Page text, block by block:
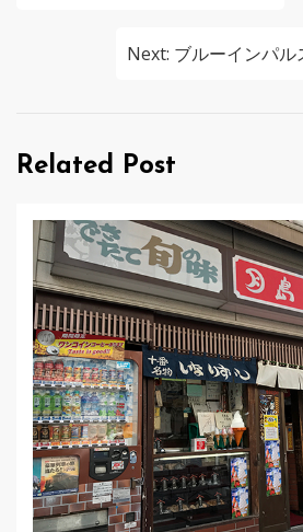
ー
ョ
ン
Next: ブルーインパ
Related Post